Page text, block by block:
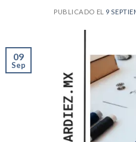
PUBLICADO EL 9
09
Sep